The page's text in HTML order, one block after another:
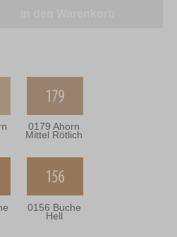
0179 Ahorn
Mittel Rötlich
0156 Buche
Hell
den gewünschten